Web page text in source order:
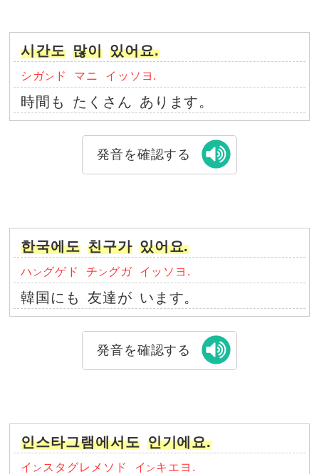
시간도 많이 있어요.
シガン ド マニ イッソヨ.
時間も たくさん あります。
発音を確認する
한국에도 친구가 있어요.
ハ ン グゲド チ ン グガ イッソヨ.
韓国にも 友達が います。
発音を確認する
인스타그램에서도 인기에요.
イ ン スタグレメソド イ ン キエヨ.